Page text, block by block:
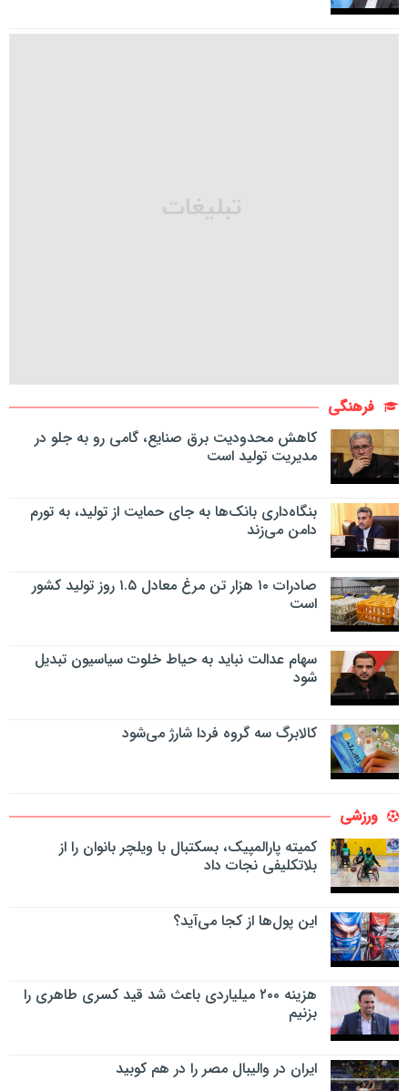
فرهنگی
کاهش محدودیت برق صنایع، گامی رو به جلو در
مدیریت تولید است
بنگاه‌داری بانک‌ها به جای حمایت از تولید، به تورم
دامن می‌زند
صادرات ۱۰ هزار تن مرغ معادل ۱.۵ روز تولید کشور
است
سهام عدالت نباید به حیاط خلوت سیاسیون تبدیل
شود
کالابرگ سه گروه فردا شارژ می‌شود
ورزشی
کمیته پارالمپیک، بسکتبال با ویلچر بانوان را از
بلاتکلیفی نجات داد
این پول‌ها از کجا می‌آید؟
هزینه ۲۰۰ میلیاردی باعث شد قید کسری طاهری را
بزنیم
ایران در والیبال مصر را در هم کوبید